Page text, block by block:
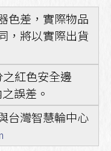
色差，實際物品
，將以實際出貨
紅色安全邊
誤差。
台灣智慧輪中心